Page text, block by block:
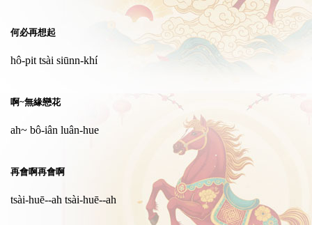
何必再想起
hô-pit tsài siūnn-khí
啊~無緣戀花
ah~ bô-iân luân-hue
再會啊再會啊
tsài-huē--ah tsài-huē--ah